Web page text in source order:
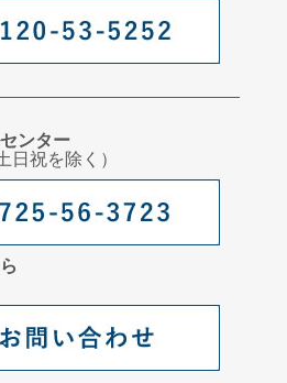
ンター
日祝を除く）